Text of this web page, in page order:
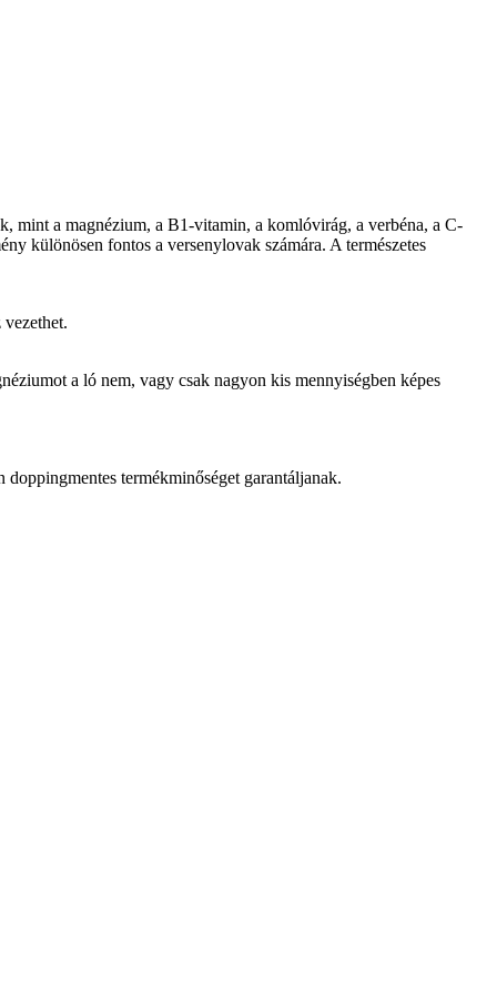
mint a magnézium, a B1-vitamin, a komlóvirág, a verbéna, a C-
különösen fontos a versenylovak számára. A természetes
a ló nem, vagy csak nagyon kis mennyiségben képes
termékminőséget garantáljanak.